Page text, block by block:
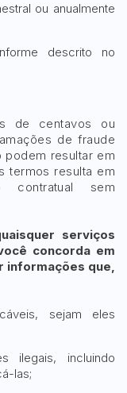
ou anualmente
descrito no
de centavos ou
de fraude
podem resultar em
termos resulta em
contratual sem
serviços
concorda em
informações que,
sejam eles
ilegais, incluindo
las;